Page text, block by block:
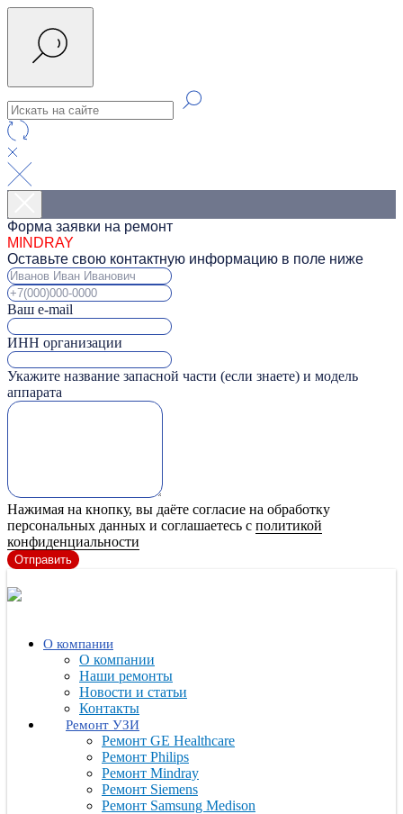
Форма заявки на ремонт
MINDRAY
Оставьте свою контактную информацию в поле ниже
Ваш e-mail
ИНН организации
Укажите название запасной части (если знаете) и модель
аппарата
Нажимая на кнопку, вы даёте согласие на обработку
персональных данных и соглашаетесь с политикой
конфиденциальности
Отправить
О компании
О компании
Наши ремонты
Новости и статьи
Контакты
Ремонт УЗИ
Ремонт GE Healthcare
Ремонт Philips
Ремонт Mindray
Ремонт Siemens
Ремонт Samsung Medison